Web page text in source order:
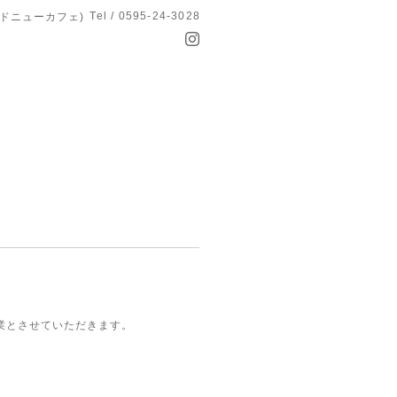
ニューカフェ) Tel / 0595-24-3028
させていただきます。